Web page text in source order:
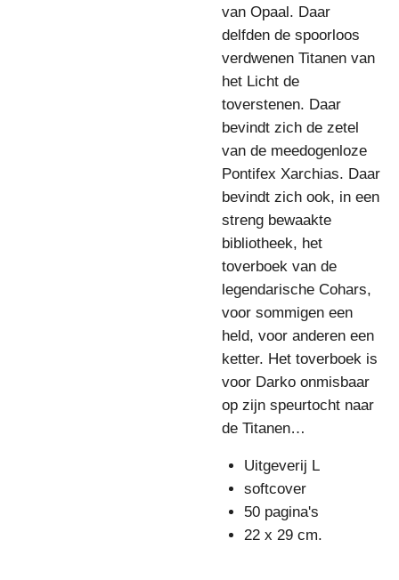
van Opaal. Daar
delfden de spoorloos
verdwenen Titanen van
het Licht de
toverstenen. Daar
bevindt zich de zetel
van de meedogenloze
Pontifex Xarchias. Daar
bevindt zich ook, in een
streng bewaakte
bibliotheek, het
toverboek van de
legendarische Cohars,
voor sommigen een
held, voor anderen een
ketter. Het toverboek is
voor Darko onmisbaar
op zijn speurtocht naar
de Titanen…
Uitgeverij L
softcover
50 pagina's
22 x 29 cm.